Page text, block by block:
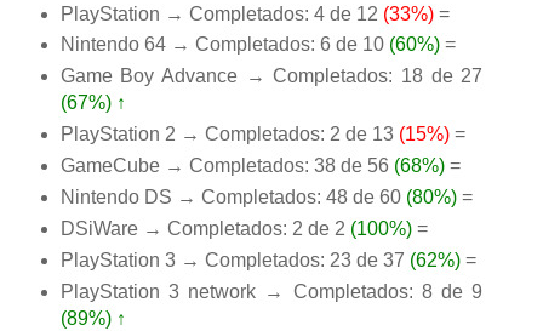
PlayStation → Completados: 4 de 12 (33%)=
Nintendo 64 → Completados: 6 de 10 (60%)=
Game Boy Advance → Completados: 18 de 27
(67%) ↑
PlayStation 2 → Completados: 2 de 13 (15%)=
GameCube → Completados: 38 de 56 (68%)=
Nintendo DS → Completados: 48 de 60 (80%)=
DSiWare → Completados: 2 de 2 (100%)=
PlayStation 3 → Completados: 23 de 37 (62%)=
PlayStation 3 network → Completados: 8 de 9
(89%) ↑